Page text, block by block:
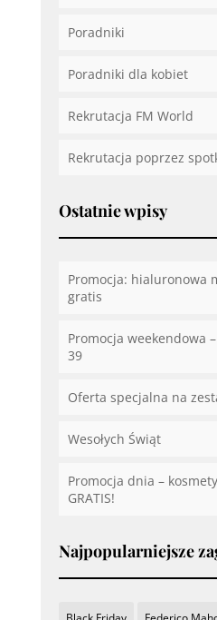
Poradniki
Poradniki dla kobiet
Rekrutacja FM World
Rekrutacja poprzez
Ostatnie wpisy
Promocja: hialuronowa
gratis
Promocja weekendowa
39
Oferta specjalna na
Wesołych Świąt
Promocja dnia –
GRATIS!
Najpopularniejsze